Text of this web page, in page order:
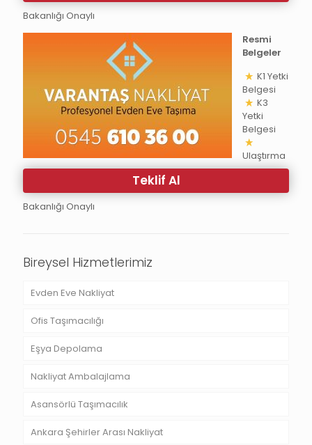
Bakanlığı Onaylı
Teklif Al
Resmi
Belgeler
K1 Yetki
Belgesi
K3
Yetki
Belgesi
Ulaştırma
Bakanlığı Onaylı
Bireysel Hizmetlerimiz
Evden Eve Nakliyat
Ofis Taşımacılığı
Eşya Depolama
Nakliyat Ambalajlama
Asansörlü Taşımacılık
Ankara Şehirler Arası Nakliyat